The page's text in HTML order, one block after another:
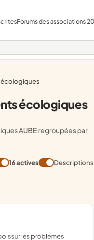
Forums des associations
écologiques
écologiques
16 actives Descriptions